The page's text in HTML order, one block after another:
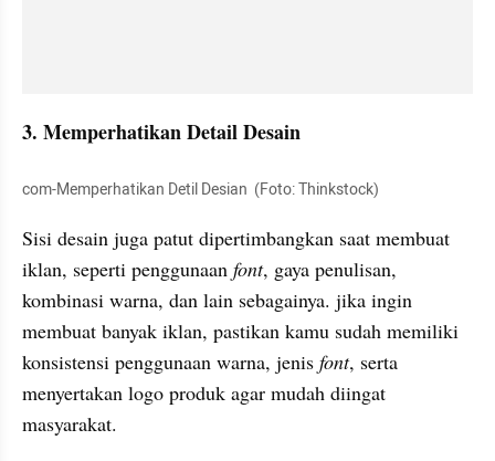
3. Memperhatikan Detail Desain
com-Memperhatikan Detil Desian  (Foto: Thinkstock)
Sisi desain juga patut dipertimbangkan saat membuat
iklan, seperti penggunaan font, gaya penulisan,
kombinasi warna, dan lain sebagainya. jika ingin
membuat banyak iklan, pastikan kamu sudah memiliki
konsistensi penggunaan warna, jenis font, serta
menyertakan logo produk agar mudah diingat
masyarakat.